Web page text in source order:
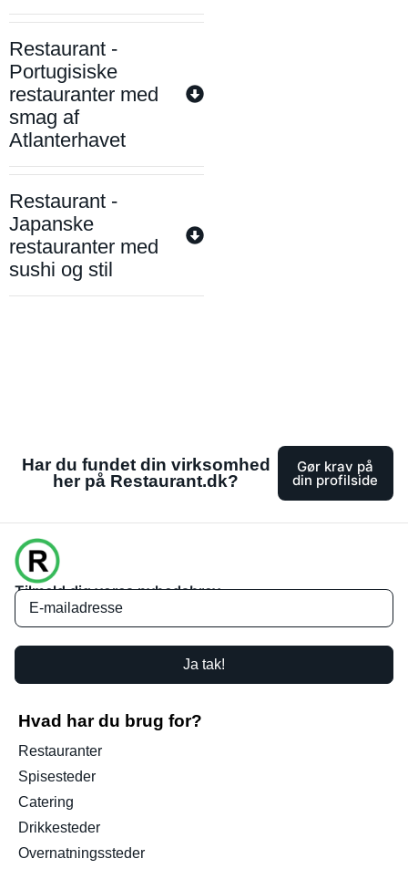
Restaurant -
Portugisiske
restauranter med
smag af
Atlanterhavet
Restaurant -
Japanske
restauranter med
sushi og stil
Har du fundet din virksomhed
her på Restaurant.dk?
Gør krav på
din profilside
Tilmeld dig vores nyhedsbrev
Ja tak!
Hvad har du brug for?
Restauranter
Spisesteder
Catering
Drikkesteder
Overnatningssteder